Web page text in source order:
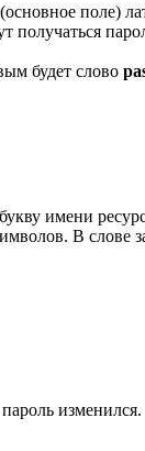
поле)
получаться
будет слово
имени
В слове
изменился.